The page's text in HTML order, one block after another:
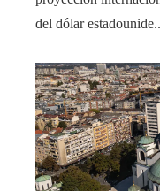
del dólar